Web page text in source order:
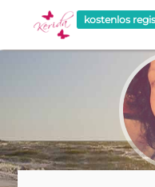
kostenlos